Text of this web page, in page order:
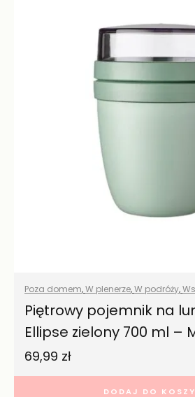
Poza domem,W plenerze,W podróży,
Piętrowy pojemnik na
69,99 zł
DODAJ DO